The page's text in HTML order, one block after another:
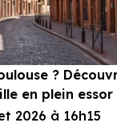
?
en plein essor
2026 à 16h15